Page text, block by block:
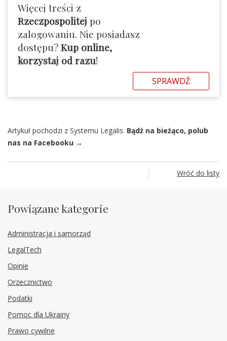
Więcej treści z
Rzeczpospolitej po
zalogowaniu. Nie posiadasz
dostępu?Kup online,
korzystaj od razu!
SPRAWDŹ
Artykuł pochodzi z Systemu Legalis. Bądź na bieżąco, polub
nas na Facebooku →
Wróć do listy
Powiązane kategorie
Administracja i samorząd
LegalTech
Opinie
Orzecznictwo
Podatki
Pomoc dla Ukrainy
Prawo cywilne